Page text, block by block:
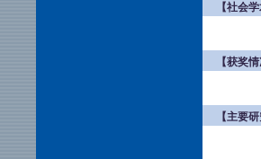
【社会
【获奖情
【主要